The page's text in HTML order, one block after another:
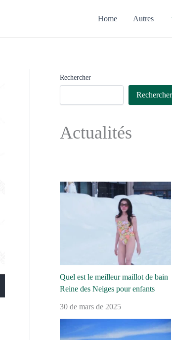
Home Autres
Rechercher
Rechercher
Actualités
Quel est le meilleur maillot de bain
Reine des Neiges pour enfants
30 de mars de 2025